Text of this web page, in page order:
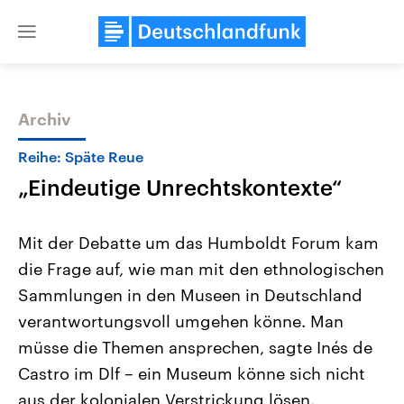
Close
Themen
Landtagswahl Sachsen-Anhalt
2026
Alle Informationen
Sachsen-Anhalt wählt am 6.
September 2026 einen neuen
Bundesland von einer Koalition aus
USA
Aktuelle Beiträge,
Hintergründe
Wirtschaftlich und
gehören die Vereinigten
mit großem Einfluss auf
Archiv
Reihe: Späte Reue
„Eindeutige Unrechtskontexte“
Mit der Debatte um das Humboldt Forum kam
die Frage auf, wie man mit den ethnologischen
Sammlungen in den Museen in Deutschland
verantwortungsvoll umgehen könne. Man
müsse die Themen ansprechen, sagte Inés de
Castro im Dlf – ein Museum könne sich nicht
aus der kolonialen Verstrickung lösen.